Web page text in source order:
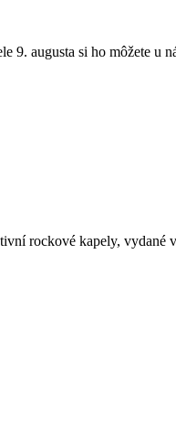
9. augusta si ho môžete u
rockové kapely,